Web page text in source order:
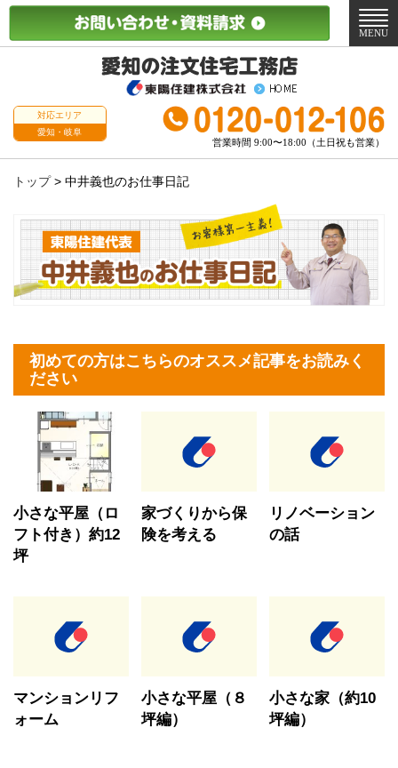
対応エリア
愛知・岐阜
営業時間 9:00〜18:00（土日祝も営業）
メ
ニ
MENU
トップ> 中井義也のお仕事日記
初めての方はこちらのオススメ記事をお読みく
ださい
小さな平屋（ロ
フト付き）約12
坪
家づくりから保
険を考える
リノベーション
の話
マンションリフ
ォーム
小さな平屋（８
坪編）
小さな家（約10
坪編）